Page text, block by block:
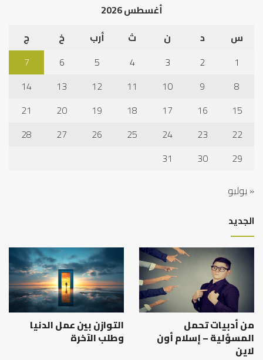
أغسطس 2026
س
د ن ث أرب خ
ج
1
2
3
4
5
6
7
8
9
10
11
12
13
14
15
16
17
18
19
20
21
22
23
24
25
26
27
28
29
30
31
« يوليو
الجديد
من أدبيات تحمل
المسؤلية – إسلام أون
لاين
التوازن بين عمل الدنيا
وطلب الآخرة